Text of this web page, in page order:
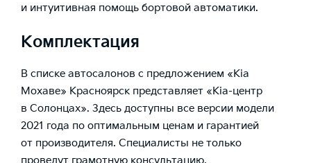
и интуитивная помощь бортовой автоматики.
Комплектация
В списке автосалонов с предложением «Kia
Мохаве» Красноярск представляет «Kia-центр
в Солонцах». Здесь доступны все версии модели
2021 года по оптимальным ценам и гарантией
от производителя. Специалисты не только
проведут грамотную консультацию,